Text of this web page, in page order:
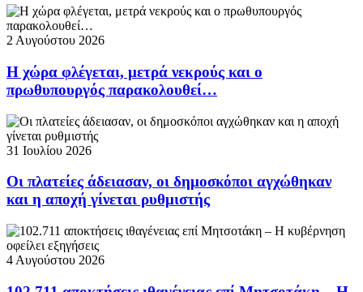
2 Αυγούστου 2026
Η χώρα φλέγεται, μετρά νεκρούς και ο
πρωθυπουργός παρακολουθεί…
31 Ιουλίου 2026
Οι πλατείες άδειασαν, οι δημοσκόποι αγχώθηκαν
και η αποχή γίνεται ρυθμιστής
4 Αυγούστου 2026